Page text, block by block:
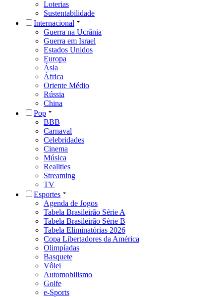
Loterias
Sustentabilidade
Internacional
Guerra na Ucrânia
Guerra em Israel
Estados Unidos
Europa
Ásia
África
Oriente Médio
Rússia
China
Pop
BBB
Carnaval
Celebridades
Cinema
Música
Realities
Streaming
TV
Esportes
Agenda de Jogos
Tabela Brasileirão Série A
Tabela Brasileirão Série B
Tabela Eliminatórias 2026
Copa Libertadores da América
Olimpíadas
Basquete
Vôlei
Automobilismo
Golfe
e-Sports